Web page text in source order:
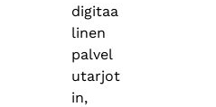
digitaa
linen
palvel
utarjot
in,